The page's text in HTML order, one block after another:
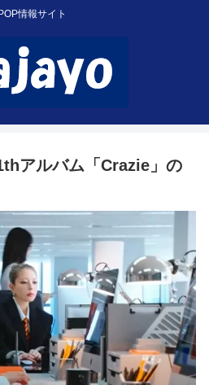
情報サイト
アルバム「Crazie」の